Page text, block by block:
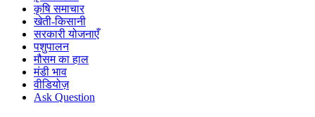
कृषि समाचार
खेती-किसानी
सरकारी योजनाएँ
पशुपालन
मौसम का हाल
मंडी भाव
वीडियोज़
Ask Question